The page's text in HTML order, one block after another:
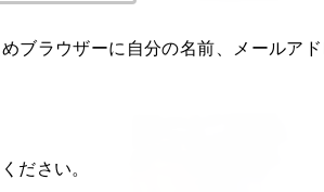
ブラウザーに自分の名前、メールアド
ださい。